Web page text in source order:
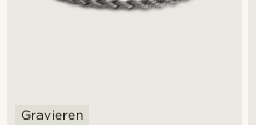
Gravieren